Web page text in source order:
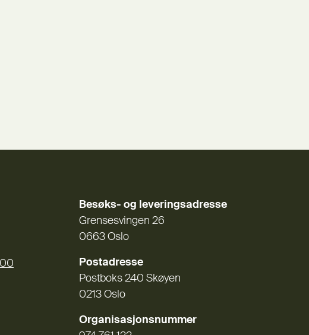
Besøks- og leveringsadresse
Grensesvingen 26
0663 Oslo
Postadresse
Postboks 240 Skøyen
0213 Oslo
Organisasjonsnummer